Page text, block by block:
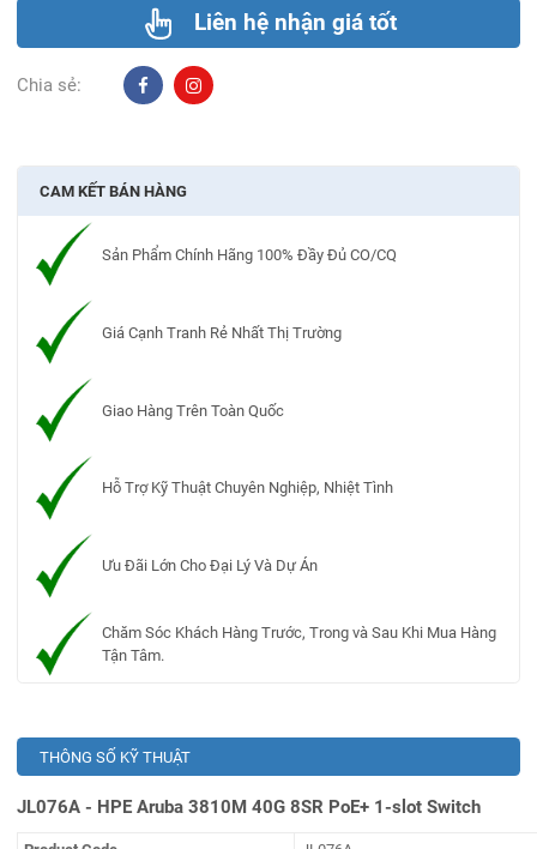
Liên hệ nhận giá tốt
Chia sẻ:
CAM KẾT BÁN HÀNG
Sản Phẩm Chính Hãng 100% Đầy Đủ CO/CQ
Giá Cạnh Tranh Rẻ Nhất Thị Trường
Giao Hàng Trên Toàn Quốc
Hỗ Trợ Kỹ Thuật Chuyên Nghiệp, Nhiệt Tình
Ưu Đãi Lớn Cho Đại Lý Và Dự Án
Chăm Sóc Khách Hàng Trước, Trong và Sau Khi Mua Hàng
Tận Tâm.
THÔNG SỐ KỸ THUẬT
JL076A - HPE Aruba 3810M 40G 8SR PoE+ 1-slot Switch